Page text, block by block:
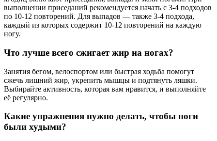
выполнении приседаний рекомендуется начать с 3-4 подходов
по 10-12 повторений. Для выпадов — также 3-4 подхода,
каждый из которых содержит 10-12 повторений на каждую
ногу.
Что лучше всего сжигает жир на ногах?
Занятия бегом, велоспортом или быстрая ходьба помогут
сжечь лишний жир, укрепить мышцы и подтянуть ляшки.
Выбирайте активность, которая вам нравится, и выполняйте
её регулярно.
Какие упражнения нужно делать, чтобы ноги
были худыми?